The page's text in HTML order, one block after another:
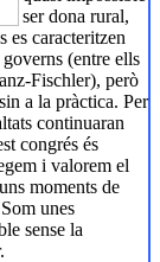
ser dona rural,
es caracteritzen
(entre ells
Fischler), però
a la pràctica. Per
continuaran
congrés és
i valorem el
moments de
unes
sense la